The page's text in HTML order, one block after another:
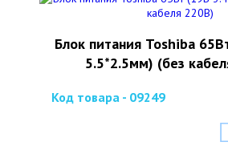
Блок питания Toshiba
5.5*2.5мм) (без
Код товара - 09249